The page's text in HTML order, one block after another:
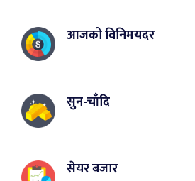
आजको विनिमयदर
सुन-चाँदि
सेयर बजार